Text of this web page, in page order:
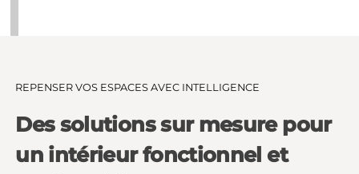
REPENSER VOS ESPACES AVEC INTELLIGENCE
Des solutions sur mesure pour
un intérieur fonctionnel et